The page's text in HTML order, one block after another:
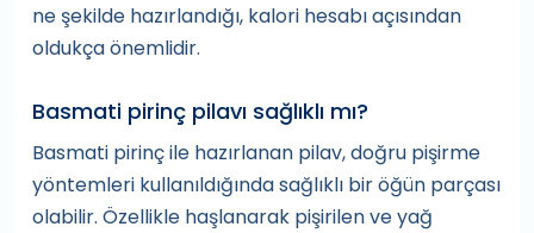
ne şekilde hazırlandığı, kalori hesabı açısından
oldukça önemlidir.
Basmati pirinç pilavı sağlıklı mı?
Basmati pirinç ile hazırlanan pilav, doğru pişirme
yöntemleri kullanıldığında sağlıklı bir öğün parçası
olabilir. Özellikle haşlanarak pişirilen ve yağ